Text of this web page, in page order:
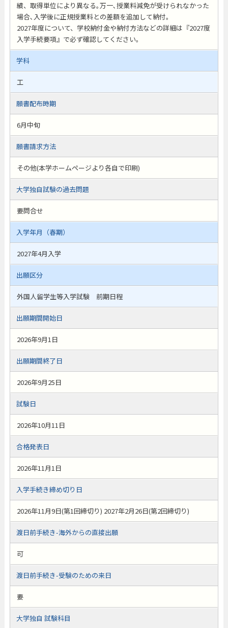
績、取得単位により異なる｡万一､授業料減免が受けられなかった
場合､入学後に正規授業料との差額を追加して納付。
2027年度について、学校納付金や納付方法などの詳細は『2027度
入学手続要項』で必ず確認してください｡
学科
工
願書配布時期
6月中旬
願書請求方法
その他(本学ホームページより各自で印刷)
大学独自試験の過去問題
要問合せ
入学年月（春期）
2027年4月入学
出願区分
外国人留学生等入学試験 前期日程
出願期間開始日
2026年9月1日
出願期間終了日
2026年9月25日
試験日
2026年10月11日
合格発表日
2026年11月1日
入学手続き締め切り日
2026年11月9日(第1回締切り) 2027年2月26日(第2回締切り)
渡日前手続き-海外からの直接出願
可
渡日前手続き-受験のための来日
要
大学独自 試験科目